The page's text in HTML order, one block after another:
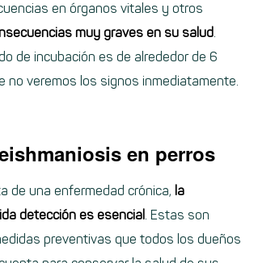
en órganos vitales y otros
muy graves en su salud.
de incubación es de alrededor de 6
no veremos los signos inmediatamente.
en perros
de una enfermedad crónica, la
detección es esencial. Estas son
preventivas que todos los dueños